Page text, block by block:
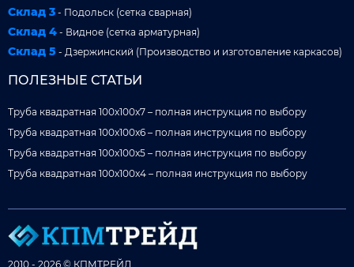
Склад 3 - Подольск (сетка сварная)
Склад 4 - Видное (сетка арматурная)
Склад 5 - Дзержинский (Производство и изготовление каркасов)
ПОЛЕЗНЫЕ СТАТЬИ
Труба квадратная 100x100x7 – полная инструкция по выбору
Труба квадратная 100x100x6 – полная инструкция по выбору
Труба квадратная 100x100x5 – полная инструкция по выбору
Труба квадратная 100x100x4 – полная инструкция по выбору
2010 - 2026 © КПМТРЕЙД